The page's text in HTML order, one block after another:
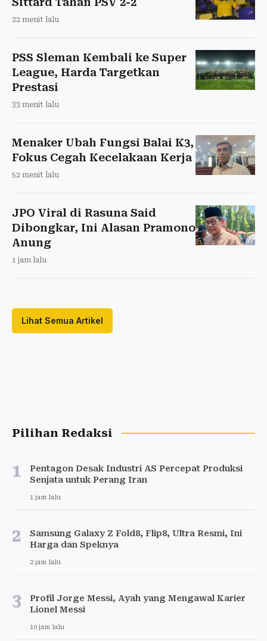
22 menit lalu
PSS Sleman Kembali ke Super
League, Harda Targetkan
Prestasi
33 menit lalu
Menaker Ubah Fungsi Balai K3,
Fokus Cegah Kecelakaan Kerja
52 menit lalu
JPO Viral di Rasuna Said
Dibongkar, Ini Alasan Pramono
Anung
1 jam lalu
Lihat Semua Artikel
Pilihan Redaksi
1
Pentagon Desak Industri AS Percepat Produksi
Senjata untuk Perang Iran
1 jam lalu
2
Samsung Galaxy Z Fold8, Flip8, Ultra Resmi, Ini
Harga dan Speknya
2 jam lalu
3
Profil Jorge Messi, Ayah yang Mengawal Karier
Lionel Messi
10 jam lalu